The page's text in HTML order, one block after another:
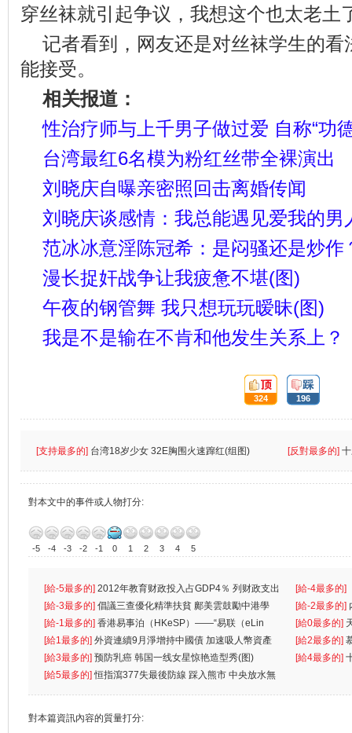
穿丝袜就引起争议，我想这个也太老土
记者看到，网友还是对丝袜学生的
能接受。
相关报道：
性治疗师与上千男子做过爱 自称“功
台湾最红6名模为粉红丝带全裸演出
刘晓庆自曝亲密照回击离婚传闻
刘晓庆谈感情：我总能遇见爱我的男
范冰冰意淫陈冠希：是闷骚还是炒作
漫长捉奸战争让我疲惫不堪(图)
午夜的钢管舞 我只想玩玩暧昧(图)
我是不是输在不肯和他发生关系上？
頂:
324
踩:
196
[支持最多的] 台湾18岁少女 32E胸围火速蹿红(组图) [反對最多的]
對本文中的事件或人物打分:
-5 -4 -3 -2 -1 0 1 2 3 4 5
[給-5最多的] 2012年教育财政投入占GDP4％ 列财政支出
首位
[給-4最多的]
一
[給-3最多的] 倡議三查優化精準扶貧 鄺美雲鼓勵中港學
生
[給-2最多的]
人
[給-1最多的] 香港易事泊（HKeSP）——“易联（eLin
k）”项目
[給0最多的]
[給1最多的] 外資連續9月淨增持中國債 加速吸人幣資產 [給2最多的]
[給3最多的] 预防乳癌 韩国一线女星惊艳造型秀(图) [給4最多的]
[給5最多的]恒指瀉377失最後防線 踩入熊市 中央放水無
對本篇資訊內容的質量打分: